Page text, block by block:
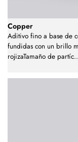
Copper
Aditivo fino a base de
fundidas con un brillo
rojizaTamaño de partíc